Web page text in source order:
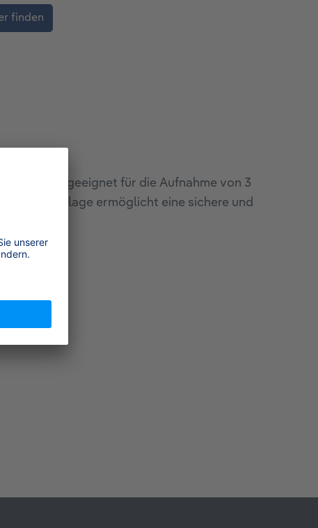
finden
Sie ist geeignet für die Aufnahme von 3
ermöglicht eine sichere und